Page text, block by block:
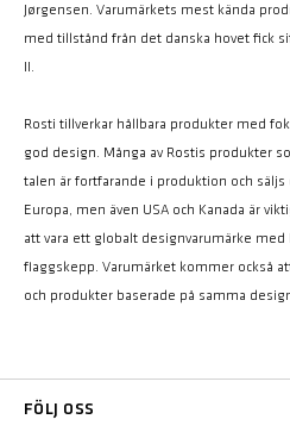
Jørgensen. Varumärkets mest kända
med tillstånd från det danska hovet fick
II.
Rosti tillverkar hållbara produkter med
god design. Många av Rostis produkter
talen är fortfarande i produktion och säljs
Europa, men även USA och Kanada är
att vara ett globalt designvarumärke
flaggskepp. Varumärket kommer också
och produkter baserade på samma
FÖLJ OSS